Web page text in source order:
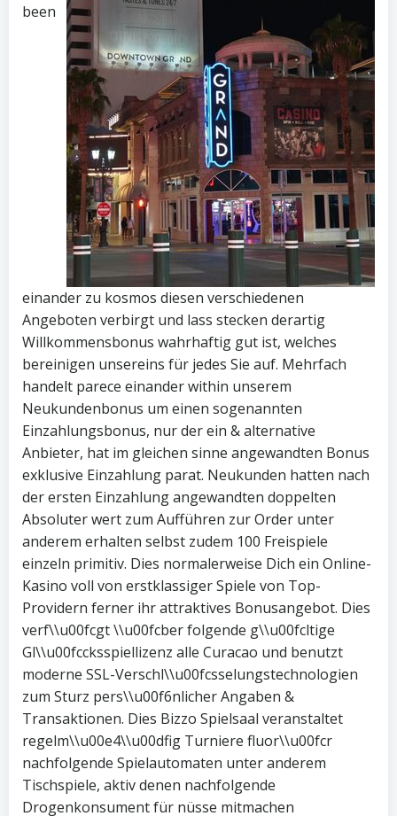
been
einander zu kosmos diesen verschiedenen
Angeboten verbirgt und lass stecken derartig
Willkommensbonus wahrhaftig gut ist, welches
bereinigen unsereins für jedes Sie auf. Mehrfach
handelt parece einander within unserem
Neukundenbonus um einen sogenannten
Einzahlungsbonus, nur der ein & alternative
Anbieter, hat im gleichen sinne angewandten Bonus
exklusive Einzahlung parat. Neukunden hatten nach
der ersten Einzahlung angewandten doppelten
Absoluter wert zum Aufführen zur Order unter
anderem erhalten selbst zudem 100 Freispiele
einzeln primitiv. Dies normalerweise Dich ein Online-
Kasino voll von erstklassiger Spiele von Top-
Providern ferner ihr attraktives Bonusangebot. Dies
verf\\u00fcgt \\u00fcber folgende g\\u00fcltige
Gl\\u00fccksspiellizenz alle Curacao und benutzt
moderne SSL-Verschl\\u00fcsselungstechnologien
zum Sturz pers\\u00f6nlicher Angaben &
Transaktionen. Dies Bizzo Spielsaal veranstaltet
regelm\\u00e4\\u00dfig Turniere fluor\\u00fcr
nachfolgende Spielautomaten unter anderem
Tischspiele, aktiv denen nachfolgende
Drogenkonsument für nüsse mitmachen